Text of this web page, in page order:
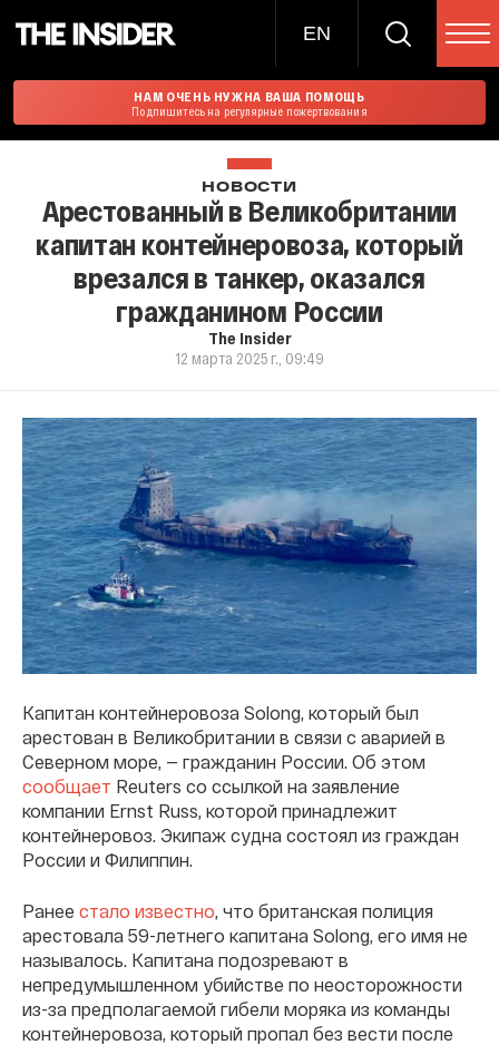
EN
НАМ ОЧЕНЬ НУЖНА ВАША ПОМОЩЬ
Подпишитесь на регулярные пожертвования
НОВОСТИ
Арестованный в Великобритании
капитан контейнеровоза, который
врезался в танкер, оказался
гражданином России
The Insider
12 марта 2025 г., 09:49
Капитан контейнеровоза Solong, который был
арестован в Великобритании в связи с аварией в
Северном море, — гражданин России. Об этом
сообщает Reuters со ссылкой на заявление
компании Ernst Russ, которой принадлежит
контейнеровоз. Экипаж судна состоял из граждан
России и Филиппин.
Ранее стало известно , что британская полиция
арестовала 59-летнего капитана Solong, его имя не
называлось. Капитана подозревают в
непредумышленном убийстве по неосторожности
из-за предполагаемой гибели моряка из команды
контейнеровоза, который пропал без вести после